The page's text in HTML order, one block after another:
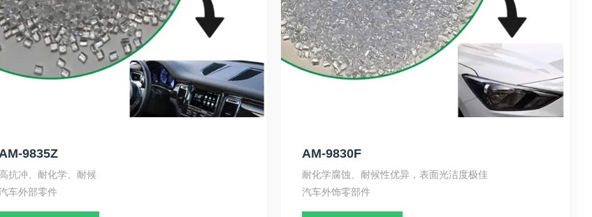
9835Z
高抗冲、耐化学、耐候
车外部零件
AM-9830F
耐化学腐蚀、耐候性优异，表面光洁度极佳
汽车外饰零部件